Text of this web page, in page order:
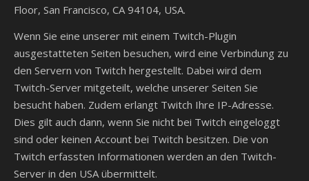
Floor, San Francisco, CA 94104, USA.
Wenn Sie eine unserer mit einem Twitch-Plugin
ausgestatteten Seiten besuchen, wird eine Verbindung zu
den Servern von Twitch hergestellt. Dabei wird dem
Twitch-Server mitgeteilt, welche unserer Seiten Sie
besucht haben. Zudem erlangt Twitch Ihre IP-Adresse.
Dies gilt auch dann, wenn Sie nicht bei Twitch eingeloggt
sind oder keinen Account bei Twitch besitzen. Die von
Twitch erfassten Informationen werden an den Twitch-
Server in den USA übermittelt.